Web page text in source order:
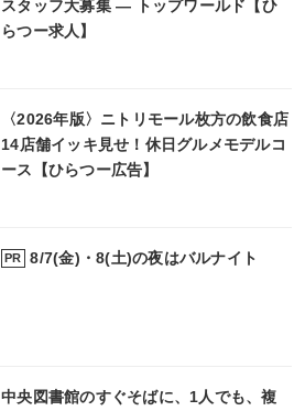
スタッフ大募集 ― トップワールド【ひ
らつー求人】
〈2026年版〉ニトリモール枚方の飲食店
14店舗イッキ見せ！休日グルメモデルコ
ース【ひらつー広告】
PR 8/7(金)・8(土)の夜はバルナイト
中央図書館のすぐそばに、1人でも、複